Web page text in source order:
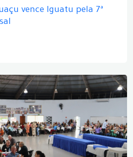
vence Iguatu pela 7ª